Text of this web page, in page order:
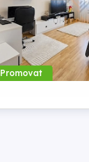
Promovat